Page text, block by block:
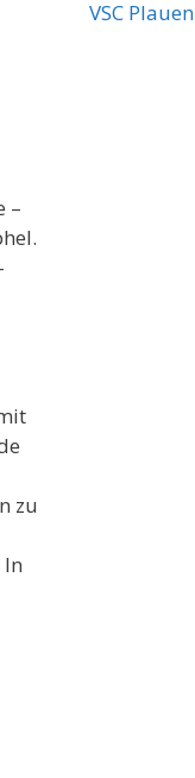
–
zu
VSC Plauen